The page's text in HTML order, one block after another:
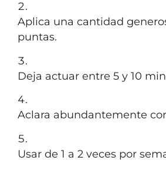
Aplica una cantidad
puntas.
Deja actuar entre 5 y 10
Aclara abundantemente
Usar de 1 a 2 veces por